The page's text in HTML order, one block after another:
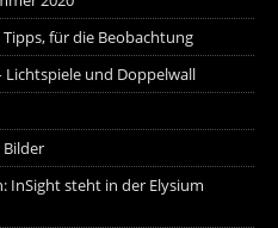
für die Beobachtung
Lichtspiele und Doppelwall
InSight steht in der Elysium